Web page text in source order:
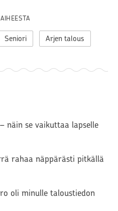
Seniori Arjen talous
näin se vaikuttaa lapselle
rahaa näppärästi pitkällä
oli minulle taloustiedon